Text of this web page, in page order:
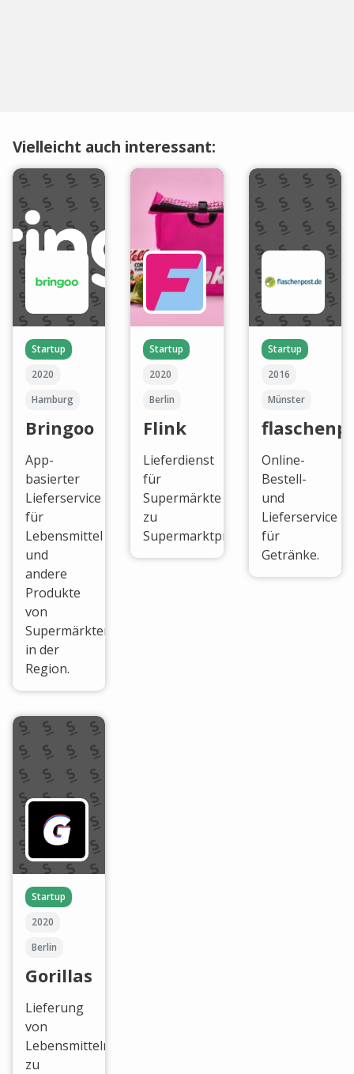
Vielleicht auch interessant:
Startup
2020
Hamburg
Bringoo
App-
basierter
Lieferservice
für
Lebensmittel
und
andere
Produkte
von
Supermärkten
in der
Region.
Startup
2020
Berlin
Flink
Lieferdienst
für
Supermärkte
zu
Supermarktpreisen.
Startup
2016
Münster
Online-
Bestell-
und
Lieferservice
für
Getränke.
Startup
2020
Berlin
Gorillas
Lieferung
von
Lebensmitteln
zu